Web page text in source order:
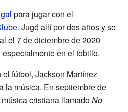
para jugar con el
. Jugó allí por dos años y se
el 7 de diciembre de 2020
en el tobillo.
fútbol, Jackson Martínez
la música. En septiembre de
cristiana llamadoNo